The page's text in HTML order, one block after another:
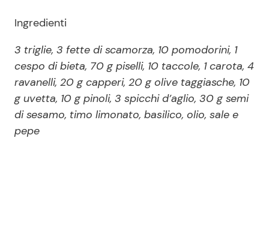
Ingredienti
3 triglie, 3 fette di scamorza, 10 pomodorini, 1
cespo di bieta, 70 g piselli, 10 taccole, 1 carota, 4
ravanelli, 20 g capperi, 20 g olive taggiasche, 10
g uvetta, 10 g pinoli, 3 spicchi d’aglio, 30 g semi
di sesamo, timo limonato, basilico, olio, sale e
pepe